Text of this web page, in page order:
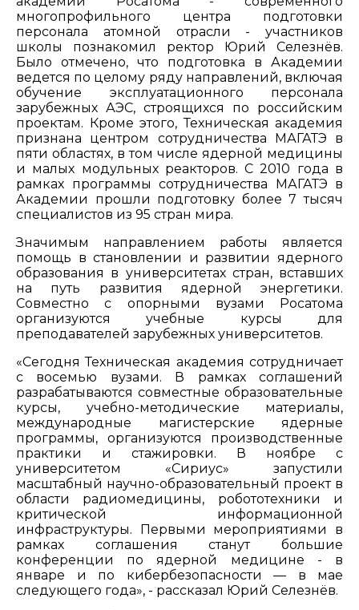
многопрофильного центра подготовки
персонала атомной отрасли - участников
школы познакомил ректор Юрий Селезнёв.
Было отмечено, что подготовка в Академии
ведется по целому ряду направлений, включая
обучение эксплуатационного персонала
зарубежных АЭС, строящихся по российским
проектам. Кроме этого, Техническая академия
признана центром сотрудничества МАГАТЭ в
пяти областях, в том числе ядерной медицины
и малых модульных реакторов. С 2010 года в
рамках программы сотрудничества МАГАТЭ в
Академии прошли подготовку более 7 тысяч
специалистов из 95 стран мира.
Значимым направлением работы является
помощь в становлении и развитии ядерного
образования в университетах стран, вставших
на путь развития ядерной энергетики.
Совместно с опорными вузами Росатома
организуются учебные курсы для
преподавателей зарубежных университетов.
«Сегодня Техническая академия сотрудничает
с восемью вузами. В рамках соглашений
разрабатываются совместные образовательные
курсы, учебно-методические материалы,
международные магистерские ядерные
программы, организуются производственные
практики и стажировки. В ноябре с
университетом «Сириус» запустили
масштабный научно-образовательный проект в
области радиомедицины, робототехники и
критической информационной
инфраструктуры. Первыми мероприятиями в
рамках соглашения станут большие
конференции по ядерной медицине - в
январе и по кибербезопасности — в мае
следующего года», - рассказал Юрий Селезнёв.